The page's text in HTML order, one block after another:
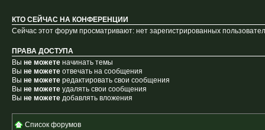
КТО СЕЙЧАС НА КОНФЕРЕНЦИИ
Сейчас этот форум просматривают: нет зарегистрированных
ПРАВА ДОСТУПА
Вы не можете начинать темы
Вы не можете отвечать на сообщения
Вы не можете редактировать свои сообщения
Вы не можете удалять свои сообщения
Вы не можете добавлять вложения
Список форумов